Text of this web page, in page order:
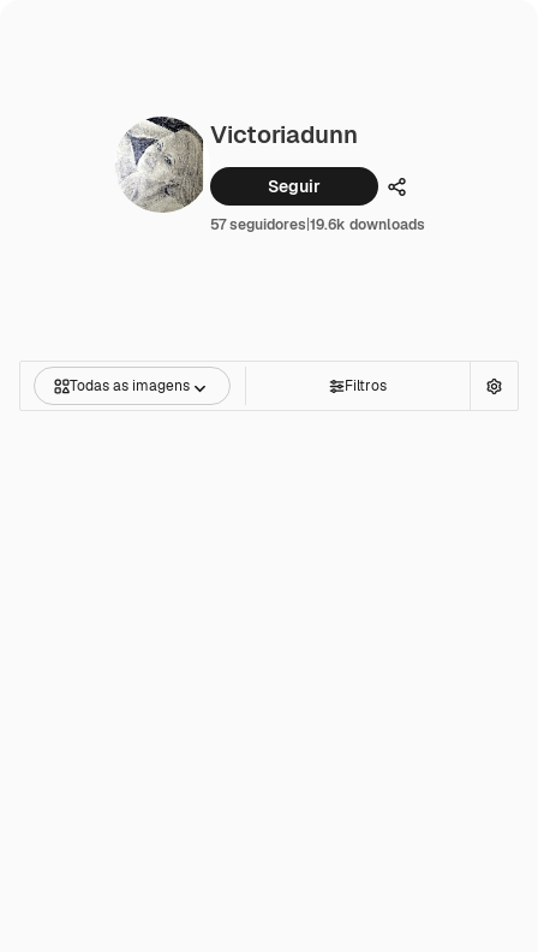
Victoriadunn
Seguir Compartilhar
57 seguidores|19.6k downloads
Todas as imagens Filtros